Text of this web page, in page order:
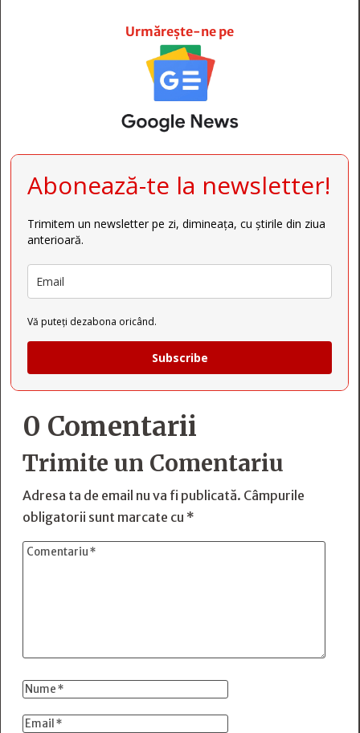
Urmărește-ne pe
Abonează-te la newsletter!
Trimitem un newsletter pe zi, dimineața, cu știrile din ziua
anterioară.
Vă puteți dezabona oricând.
Subscribe
0 Comentarii
Trimite un Comentariu
Adresa ta de email nu va fi publicată. Câmpurile
obligatorii sunt marcate cu *